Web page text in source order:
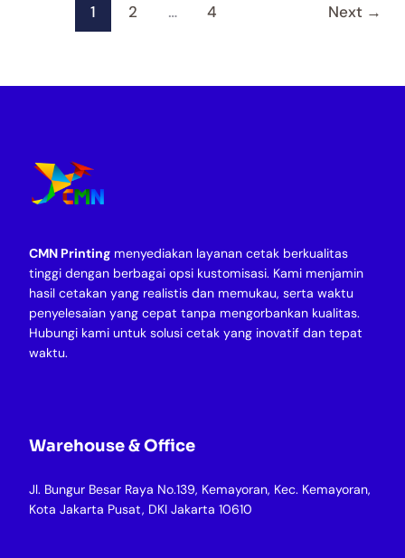
1 2 … 4 Next →
CMN Printing menyediakan layanan cetak berkualitas
tinggi dengan berbagai opsi kustomisasi. Kami menjamin
hasil cetakan yang realistis dan memukau, serta waktu
penyelesaian yang cepat tanpa mengorbankan kualitas.
Hubungi kami untuk solusi cetak yang inovatif dan tepat
waktu.
Warehouse & Office
Jl. Bungur Besar Raya No.139, Kemayoran, Kec. Kemayoran,
Kota Jakarta Pusat, DKI Jakarta 10610